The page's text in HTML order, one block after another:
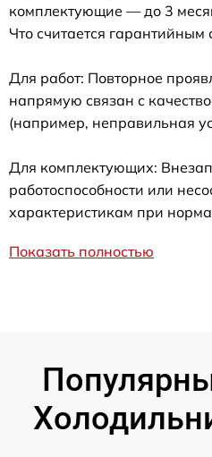
комплектующие — до 3
Что считается гарантийным
Для работ: Повторное
напрямую связан с
(например, неправильная
Для комплектующих:
работоспособности или
характеристикам при
Показать полностью